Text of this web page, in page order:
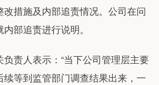
措施及内部追责情况。公司在问
部追责进行说明。
责人表示：“当下公司管理层主要
等到监管部门调查结果出来，一